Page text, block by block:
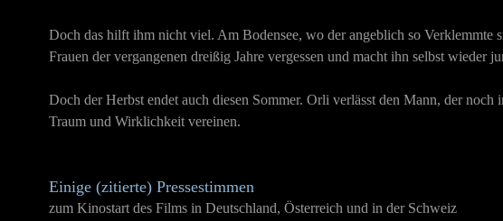
Doch das hilft ihm nicht viel. Am Bodensee, wo der angeblich so
Frauen der vergangenen dreißig Jahre vergessen und macht ihn selbst wieder
Doch der Herbst endet auch diesen Sommer. Orli verlässt den Mann, der
Traum und Wirklichkeit vereinen.
Einige (zitierte) Pressestimmen
zum Kinostart des Films in Deutschland, Österreich und in der Schweiz